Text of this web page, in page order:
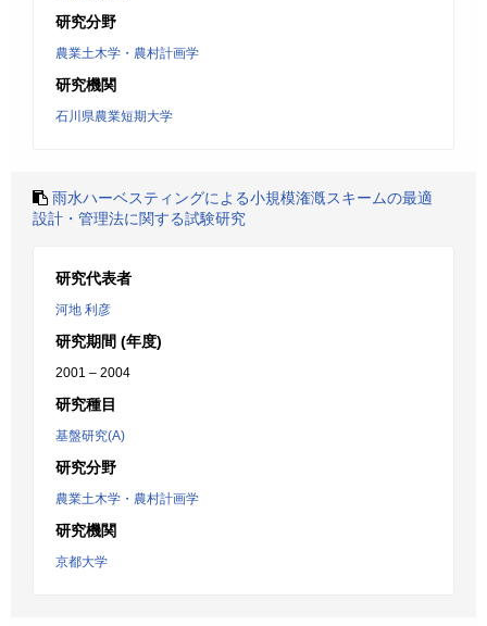
研究分野
農業土木学・農村計画学
研究機関
石川県農業短期大学
雨水ハーベスティングによる小規模潅漑スキームの最適
設計・管理法に関する試験研究
研究代表者
河地 利彦
研究期間 (年度)
2001 – 2004
研究種目
基盤研究(A)
研究分野
農業土木学・農村計画学
研究機関
京都大学